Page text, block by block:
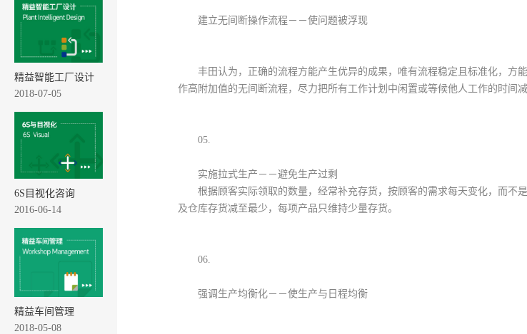
精益智能工厂设计
2018-07-05
6S目视化咨询
2016-06-14
精益车间管理
2018-05-08
建立无间断操作流程－－使问题被浮现
丰田认为，正确的流程方能产生优异的成果，唯有流程稳定且标准化，方
作高附加值的无间断流程，尽力把所有工作计划中闲置或等候他人工作的时间减
05.
实施拉式生产－－避免生产过剩
根据顾客实际领取的数量，经常补充存货，按顾客的需求每天变化，而不
及仓库存货减至最少，每项产品只维持少量存货。
06.
强调生产均衡化－－使生产与日程均衡